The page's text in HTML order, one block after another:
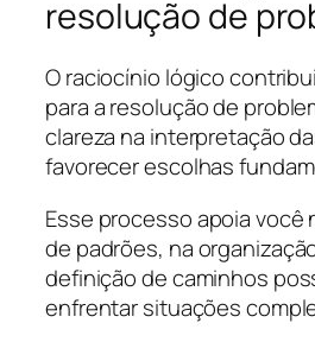
resolução de
O raciocínio lógico
para a resolução de
clareza na interpretação
favorecer escolhas
Esse processo apoia você
de padrões, na
definição de caminhos
enfrentar situações